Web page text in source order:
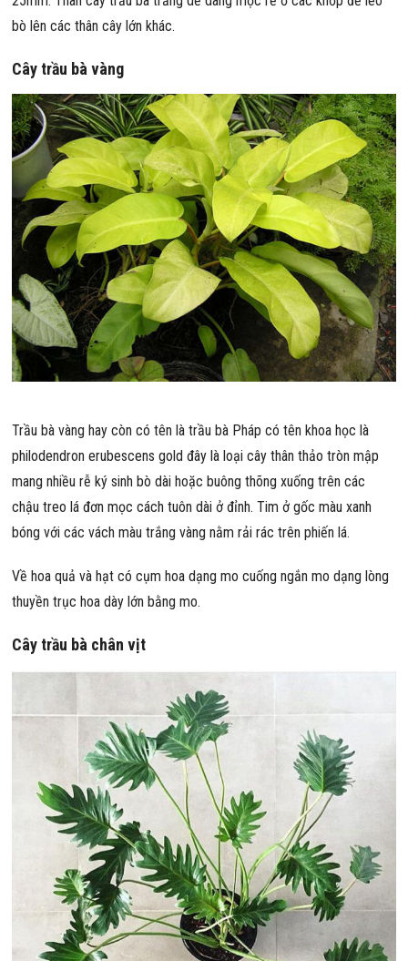
bò lên các thân cây lớn khác.
Cây trầu bà vàng
Trầu bà vàng hay còn có tên là trầu bà Pháp có tên khoa học là
philodendron erubescens gold đây là loại cây thân thảo tròn mập
mang nhiều rễ ký sinh bò dài hoặc buông thõng xuống trên các
chậu treo lá đơn mọc cách tuôn dài ở đỉnh. Tim ở gốc màu xanh
bóng với các vách màu trắng vàng nằm rải rác trên phiến lá.
Về hoa quả và hạt có cụm hoa dạng mo cuống ngắn mo dạng lòng
thuyền trục hoa dày lớn bằng mo.
Cây trầu bà chân vịt